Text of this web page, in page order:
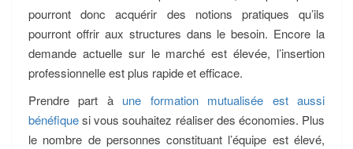
pourront donc acquérir des notions pratiques qu’ils
pourront offrir aux structures dans le besoin. Encore la
demande actuelle sur le marché est élevée, l’insertion
professionnelle est plus rapide et efficace.
Prendre part à une formation mutualisée est aussi
bénéfiquesi vous souhaitez réaliser des économies. Plus
le nombre de personnes constituant l’équipe est élevé,